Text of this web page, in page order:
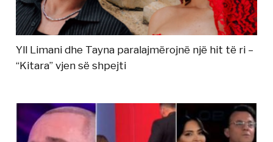
Yll Limani dhe Tayna paralajmërojnë një hit të ri –
“Kitara” vjen së shpejti